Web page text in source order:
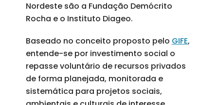
Nordeste são a Fundação Demócrito
Rocha e o Instituto Diageo.
Baseado no conceito proposto pelo GIFE,
entende-se por investimento social o
repasse voluntário de recursos privados
de forma planejada, monitorada e
sistemática para projetos sociais,